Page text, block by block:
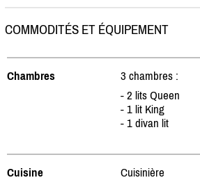
COMMODITÉS ET ÉQUIPEMENT
Chambres
3 chambres :
- 2 lits Queen
- 1 lit King
- 1 divan lit
Cuisine
Cuisinière